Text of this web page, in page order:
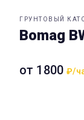
ГРУНТОВЫЙ
Bomag
от 1800₽/